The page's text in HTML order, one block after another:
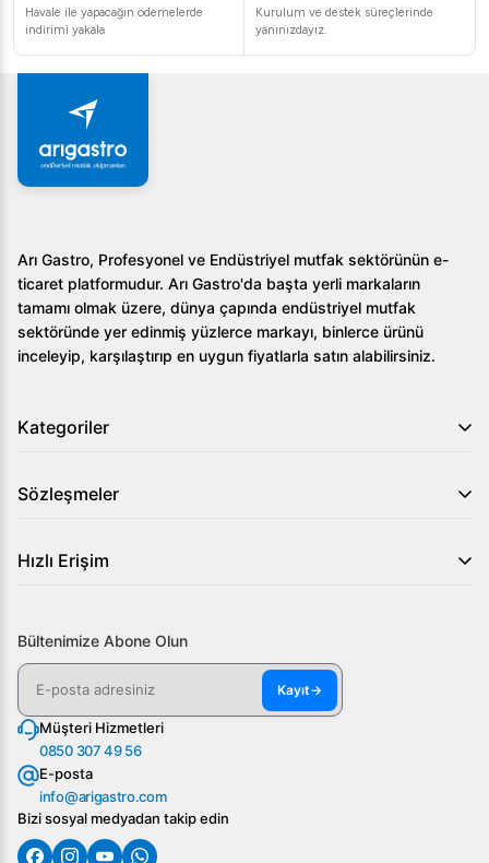
Havale ile yapacağın ödemelerde
indirimi yakala
Kurulum ve destek süreçlerinde
yanınızdayız.
Arı Gastro, Profesyonel ve Endüstriyel mutfak sektörünün e-
ticaret platformudur. Arı Gastro'da başta yerli markaların
tamamı olmak üzere, dünya çapında endüstriyel mutfak
sektöründe yer edinmiş yüzlerce markayı, binlerce ürünü
inceleyip, karşılaştırıp en uygun fiyatlarla satın alabilirsiniz.
Kategoriler
Sözleşmeler
Hızlı Erişim
Bültenimize Abone Olun
Kayıt→
Müşteri Hizmetleri
0850 307 49 56
E-posta
info@arigastro.com
Bizi sosyal medyadan takip edin